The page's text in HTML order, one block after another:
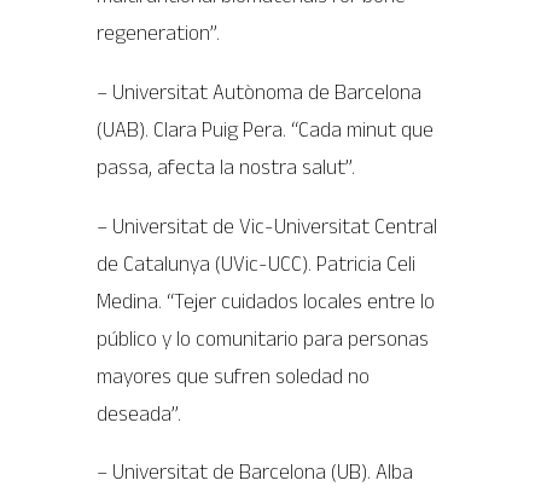
regeneration”.
– Universitat Autònoma de Barcelona
(UAB). Clara Puig Pera. “Cada minut que
passa, afecta la nostra salut”.
– Universitat de Vic-Universitat Central
de Catalunya (UVic-UCC). Patricia Celi
Medina. “Tejer cuidados locales entre lo
público y lo comunitario para personas
mayores que sufren soledad no
deseada”.
– Universitat de Barcelona (UB). Alba